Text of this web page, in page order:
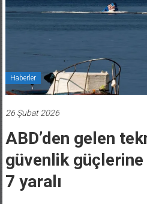
Haberler
26 Şubat 2026
ABD’den gelen
güvenlik güçlerine
7 yaralı